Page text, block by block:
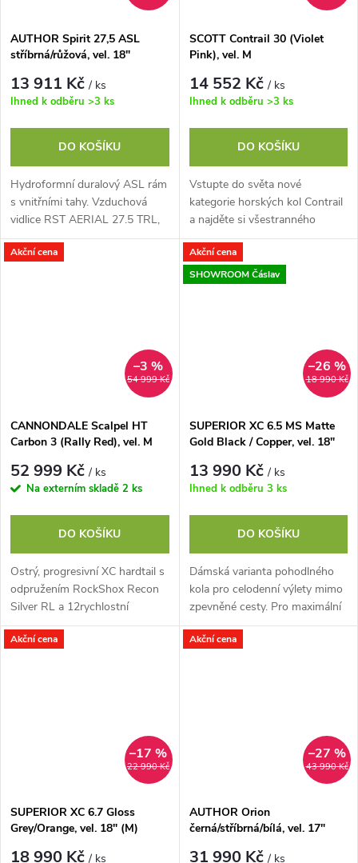
AUTHOR Spirit 27,5 ASL
stříbrná/růžová, vel. 18"
13 911 Kč/ ks
Ihned k odběru >3 ks
DO KOŠÍKU
Hydroformní duralový ASL rám
s vnitřními tahy. Vzduchová
vidlice RST AERIAL 27.5 TRL,
100mm zdvih, dálkové
zamykání. Komponenty
SCOTT Contrail 30 (Violet
Pink), vel. M
14 552 Kč/ ks
Ihned k odběru >3 ks
DO KOŠÍKU
Vstupte do světa nové
kategorie horských kol Contrail
a najděte si všestranného
společníka na průzkum přírody.
Všechna kola mají moderní
trailovou...
Akční cena
54 999 Kč
–3 %
CANNONDALE Scalpel HT
Carbon 3 (Rally Red), vel. M
52 999 Kč/ ks
Na externím skladě 2 ks
DO KOŠÍKU
Ostrý, progresivní XC hardtail s
odpružením RockShox Recon
Silver RL a 12rychlostní
skupinou Shimano Deore.
Akční cena
SHOWROOM Čáslav
18 990 Kč
–26 %
SUPERIOR XC 6.5 MS Matte
Gold Black / Copper, vel. 18"
13 990 Kč/ ks
Ihned k odběru 3 ks
DO KOŠÍKU
Dámská varianta pohodlného
kola pro celodenní výlety mimo
zpevněné cesty. Pro maximální
komfort při zachování
sportovního charakteru kola
Akční cena
22 990 Kč
–17 %
SUPERIOR XC 6.7 Gloss
Grey/Orange, vel. 18" (M)
18 990 Kč/ ks
Akční cena
43 990 Kč
–27 %
AUTHOR Orion
černá/stříbrná/bílá, vel. 17"
31 990 Kč/ ks